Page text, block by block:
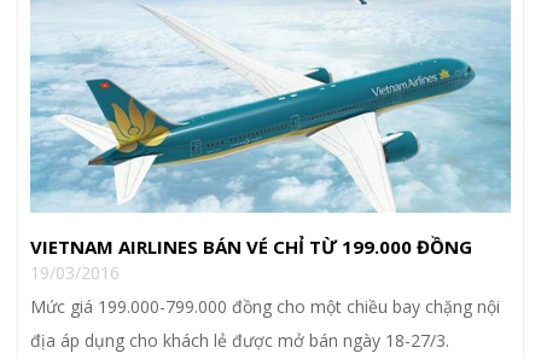
VIETNAM AIRLINES BÁN VÉ CHỈ TỪ 199.000 ĐỒNG
19/03/2016
Mức giá 199.000-799.000 đồng cho một chiều bay chặng nội
địa áp dụng cho khách lẻ được mở bán ngày 18-27/3.